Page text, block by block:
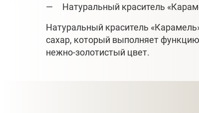
Натуральный краситель
Натуральный краситель
сахар, который выполняет
нежно-золотистый цвет.